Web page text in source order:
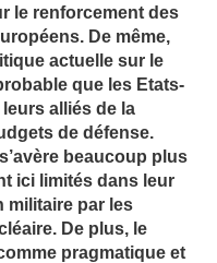
le renforcement des
De même,
actuelle sur le
que les Etats-
alliés de la
de défense.
beaucoup plus
ici limités dans leur
militaire par les
De plus, le
pragmatique et